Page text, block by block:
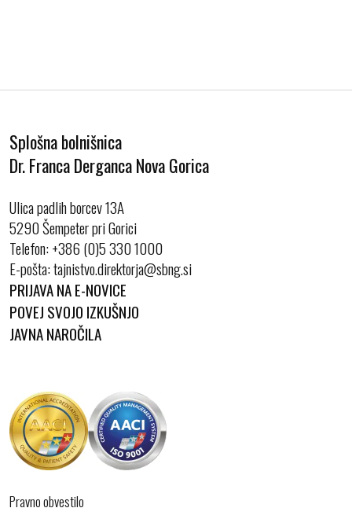
Splošna bolnišnica
Dr. Franca Derganca Nova Gorica
Ulica padlih borcev 13A
5290 Šempeter pri Gorici
Telefon:+386 (0)5 330 1000
E-pošta:
PRIJAVA NA E-NOVICE
POVEJ SVOJO IZKUŠNJO
JAVNA NAROČILA
Pravno obvestilo